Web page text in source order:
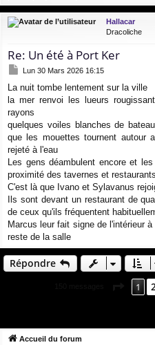
Hallacar
Dracoliche
Re: Un été à Port Ker
M
s
s
a
g
e
Lun 30 Mars 2026 16:15
La nuit tombe lentement sur la ville
la mer renvoi les lueurs
rayons
quelques voiles blanches de
que les mouettes tournent autour
rejeté à l'eau
Les gens déambulent encore et
proximité des tavernes et
C'est là que Ivano et Sylavanus
Ils sont devant un restaurant de
de ceux qu'ils fréquentent
Marcus leur fait signe de l'intérieur
reste de la salle
Répondre
Page 1
1
Accueil du forum